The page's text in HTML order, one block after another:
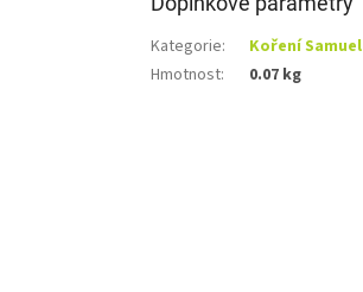
Kategorie:
Koření Samuel
Hmotnost: 0.07 kg